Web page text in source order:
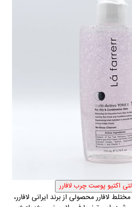
لافارر محصولی از برند ایرانی لافارر،